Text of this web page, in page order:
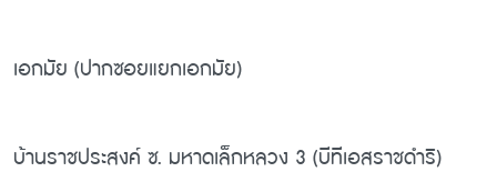
เอกมัย (ปากซอยแยกเอกมัย)
บ้านราชประสงค์ ซ. มหาดเล็กหลวง 3 (บีทีเอสราชดำริ)